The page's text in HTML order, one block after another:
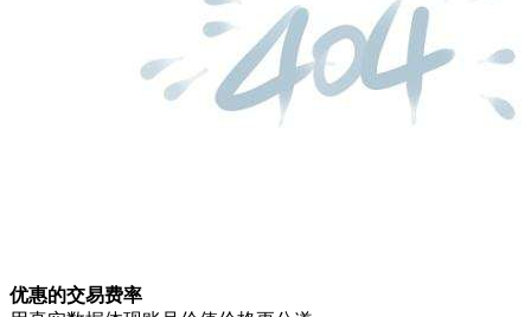
优惠的交易费率